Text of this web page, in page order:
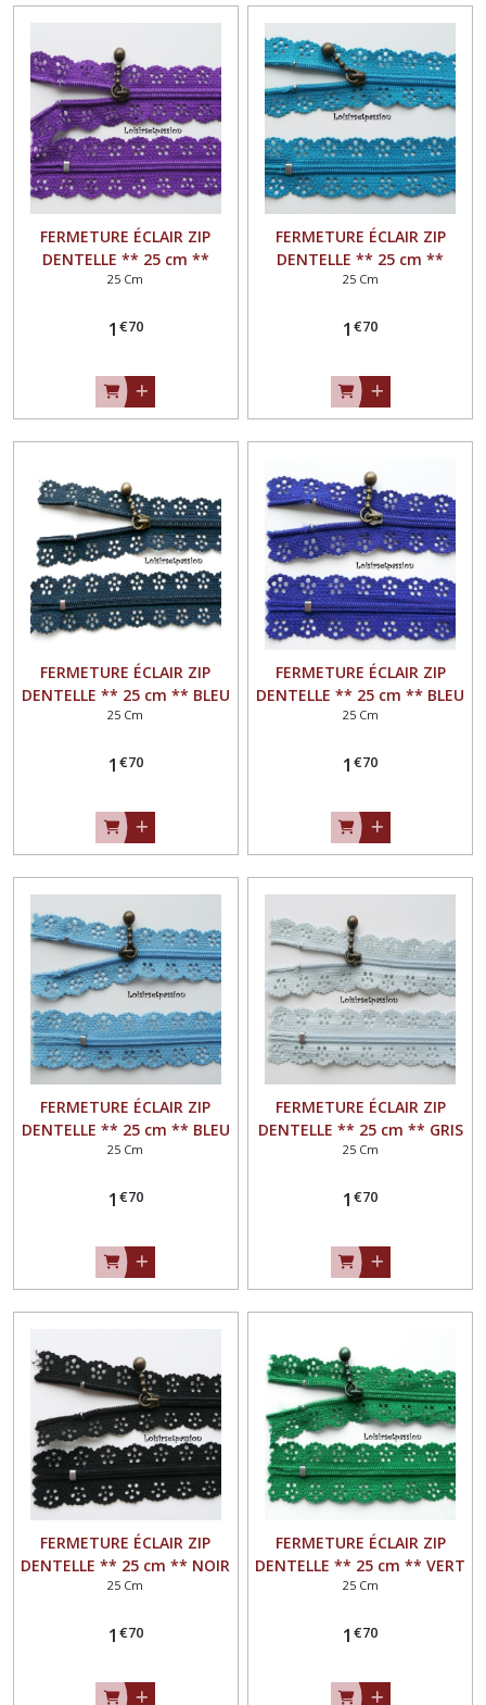
FERMETURE ÉCLAIR ZIP
DENTELLE ** 25 cm **
VIOLINE - Non séparable
25 Cm
1 €70
FERMETURE ÉCLAIR ZIP
DENTELLE ** 25 cm **
TURQUOISE - Non séparable
25 Cm
1 €70
FERMETURE ÉCLAIR ZIP
DENTELLE ** 25 cm ** BLEU
MARINE - Non séparable
25 Cm
1 €70
FERMETURE ÉCLAIR ZIP
DENTELLE ** 25 cm ** BLEU
ROI - Non séparable
25 Cm
1 €70
FERMETURE ÉCLAIR ZIP
DENTELLE ** 25 cm ** BLEU
- Non séparable
25 Cm
1 €70
FERMETURE ÉCLAIR ZIP
DENTELLE ** 25 cm ** GRIS
PERLE - Non séparable
25 Cm
1 €70
FERMETURE ÉCLAIR ZIP
DENTELLE ** 25 cm ** NOIR
- Non séparable
25 Cm
1 €70
FERMETURE ÉCLAIR ZIP
DENTELLE ** 25 cm ** VERT
PRÉ - Non séparable
25 Cm
1 €70